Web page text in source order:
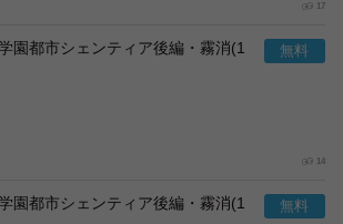
17
園都市シェンティア後編・霧消(1
14
園都市シェンティア後編・霧消(1